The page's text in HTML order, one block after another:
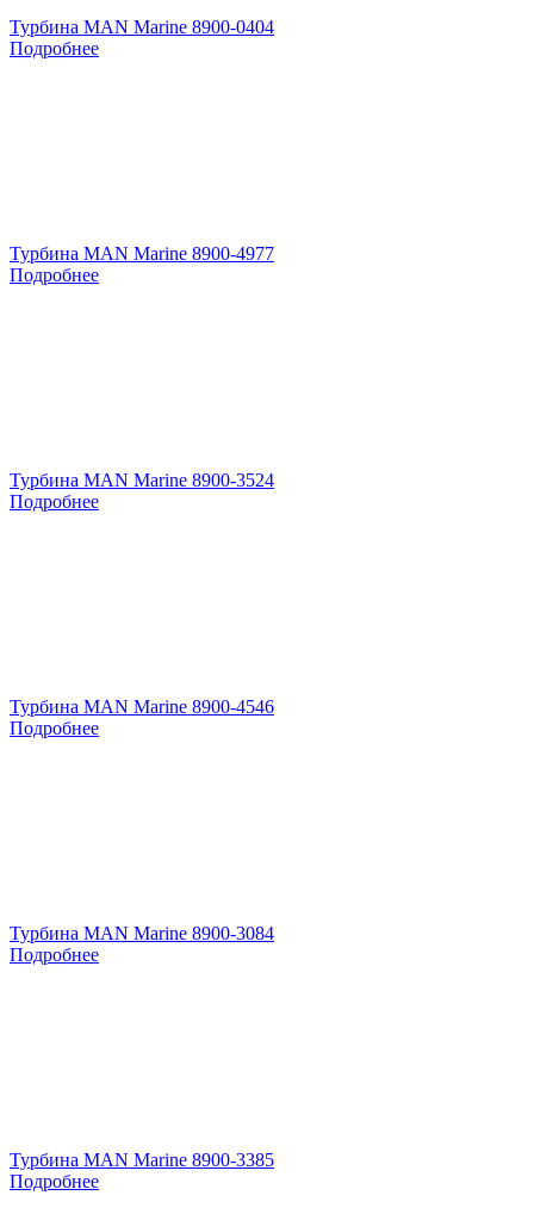
Турбина MAN Marine 8900-0404
Подробнее
Турбина MAN Marine 8900-4977
Подробнее
Турбина MAN Marine 8900-3524
Подробнее
Турбина MAN Marine 8900-4546
Подробнее
Турбина MAN Marine 8900-3084
Подробнее
Турбина MAN Marine 8900-3385
Подробнее